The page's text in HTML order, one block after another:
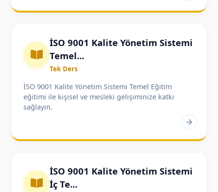
İSO 9001 Kalite Yönetim Sistemi
Temel...
Tek Ders
İSO 9001 Kalite Yönetim Sistemi Temel Eğitim
eğitimi ile kişisel ve mesleki gelişiminize katkı
sağlayın.
İSO 9001 Kalite Yönetim Sistemi
İç Te...